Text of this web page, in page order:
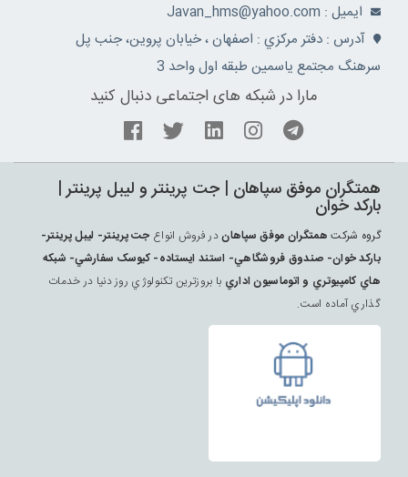
ايميل : Javan_hms@yahoo.com
آدرس : دفتر مرکزي : اصفهان ، خيابان پروين، جنب پل
سرهنگ مجتمع ياسمين طبقه اول واحد 3
مارا در شبکه های اجتماعی دنبال کنید
همتگران موفق سپاهان | جت پرينتر و ليبل پرينتر |
بارکد خوان
گروه شرکت همتگران موفق سپاهاندر فروش انواع جت پرينتر- ليبل پرينتر-
بارکد خوان- صندوق فروشگاهي- استند ايستاده- کيوسک سفارشي- شبکه
هاي کامپيوتري و اتوماسيون اداري با بروزترين تکنولوژي روز دنيا در خدمات
گذاري آماده است.